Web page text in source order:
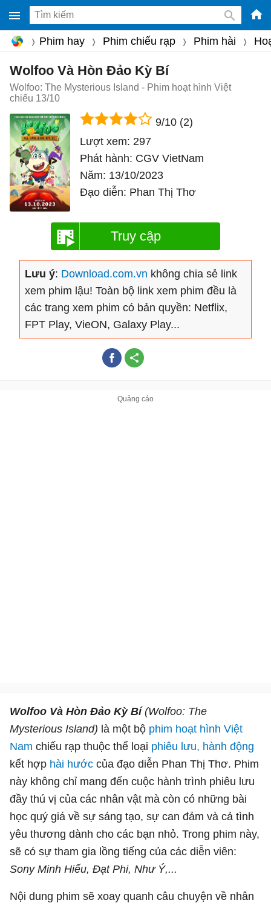
-
Phim hay Phim chiếu rạp Phim hài
Wolfoo Và Hòn Đảo Kỳ Bí
Wolfoo: The Mysterious Island - Phim hoạt hình Việt
chiếu 13/10
9/10 (2)
Lượt xem: 297
Phát hành: CGV VietNam
Năm: 13/10/2023
Đạo diễn: Phan Thị Thơ
Truy cập
Lưu ý: Download.com.vn không chia sẻ link
xem phim lậu! Toàn bộ link xem phim đều là
các trang xem phim có bản quyền: Netflix,
FPT Play, VieON, Galaxy Play...
Wolfoo Và Hòn Đảo Kỳ Bí (Wolfoo: The
Mysterious Island) là một bộ phim hoạt hình Việt
Nam chiếu rạp thuộc thể loại phiêu lưu, hành động
kết hợp hài hước của đạo diễn Phan Thị Thơ. Phim
này không chỉ mang đến cuộc hành trình phiêu lưu
đầy thú vị của các nhân vật mà còn có những bài
học quý giá về sự sáng tạo, sự can đảm và cả tình
yêu thương dành cho các bạn nhỏ. Trong phim này,
sẽ có sự tham gia lồng tiếng của các diễn viên:
Sony Minh Hiếu, Đạt Phi, Như Ý,...
Nội dung phim sẽ xoay quanh câu chuyện về nhân